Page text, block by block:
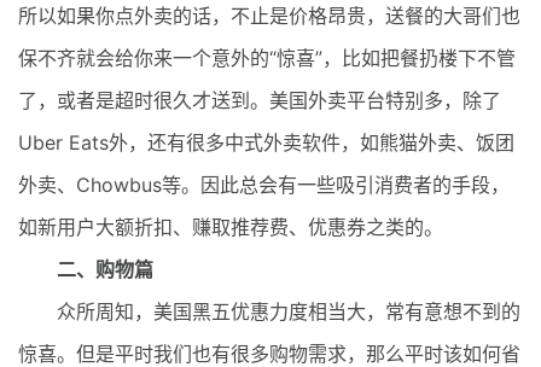
所以如果你点外卖的话，不止是价格昂贵，送餐的大哥们也
保不齐就会给你来一个意外的“惊喜”，比如把餐扔楼下不管
了，或者是超时很久才送到。美国外卖平台特别多，除了
Uber Eats外，还有很多中式外卖软件，如熊猫外卖、饭团
外卖、Chowbus等。因此总会有一些吸引消费者的手段，
如新用户大额折扣、赚取推荐费、优惠券之类的。
二、购物篇
众所周知，美国黑五优惠力度相当大，常有意想不到的
惊喜。但是平时我们也有很多购物需求，那么平时该如何省